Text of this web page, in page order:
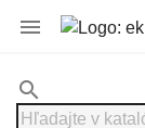

search